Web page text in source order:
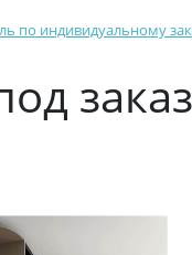
по индивидуальному